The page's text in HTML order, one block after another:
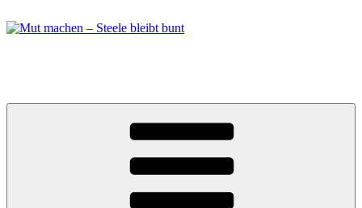
Inhalt